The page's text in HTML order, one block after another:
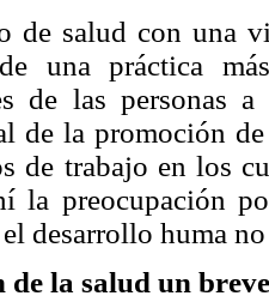
de salud con una
una práctica
de las
de la promoción
de trabajo en los
la preocupación
desarrollo huma
de la salud un